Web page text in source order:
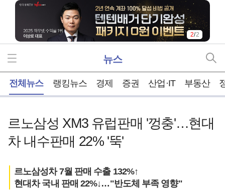
2/2
뉴스
전체뉴스 랭킹뉴스 경제 증권 산업·IT 부동산
르노삼성 XM3 유럽판매 '껑충'…현대
차 내수판매 22% '뚝'
르노삼성차 7월 판매 수출 132%↑
현대차 국내 판매 22%↓…"반도체 부족 영향"